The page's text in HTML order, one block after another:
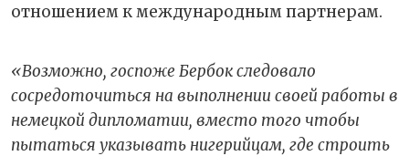
отношением к международным партнерам.
«Возможно, госпоже Бербок следовало
сосредоточиться на выполнении своей работы в
немецкой дипломатии, вместо того чтобы
пытаться указывать нигерийцам, где строить